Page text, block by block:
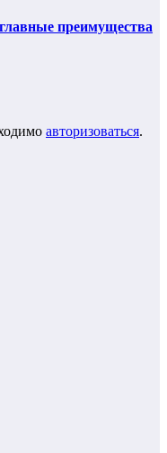
преимущества
авторизоваться.